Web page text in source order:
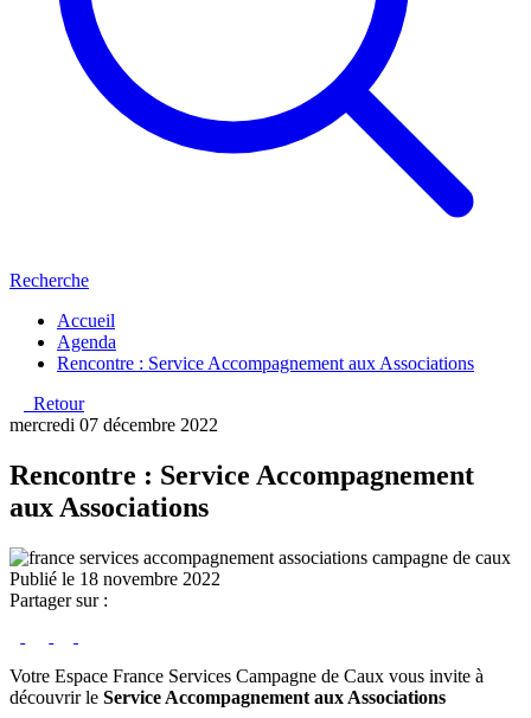
Recherche
Accueil
Agenda
Rencontre : Service Accompagnement aux Associations
Retour
mercredi 07 décembre 2022
Rencontre : Service Accompagnement
aux Associations
Publié le 18 novembre 2022
Partager sur :
Votre Espace France Services Campagne de Caux vous invite à
découvrir le Service Accompagnement aux Associations